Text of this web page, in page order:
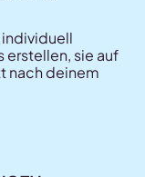
erstellen, sie auf
nach deinem